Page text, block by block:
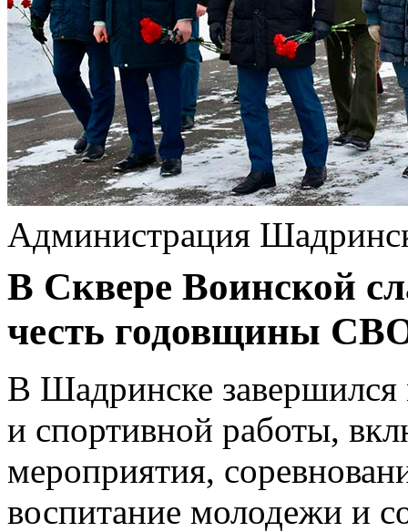
Администрация
В Сквере Воинской
честь годовщины
В Шадринске
и спортивной работы,
мероприятия,
воспитание молодежи и